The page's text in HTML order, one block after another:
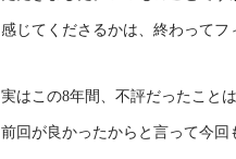
感じてくださるかは、終わってフ
実はこの8年間、不評だったこと
前回が良かったからと言って今回